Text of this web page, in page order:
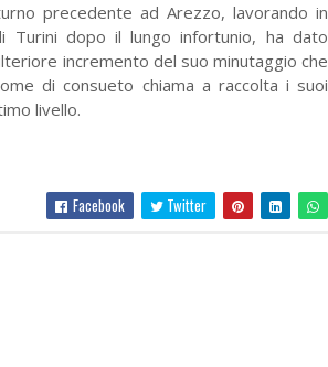
precedente ad Arezzo, lavorando in
dopo il lungo infortunio, ha dato
incremento del suo minutaggio che
di consueto chiama a raccolta i suoi
livello.
Facebook Twitter